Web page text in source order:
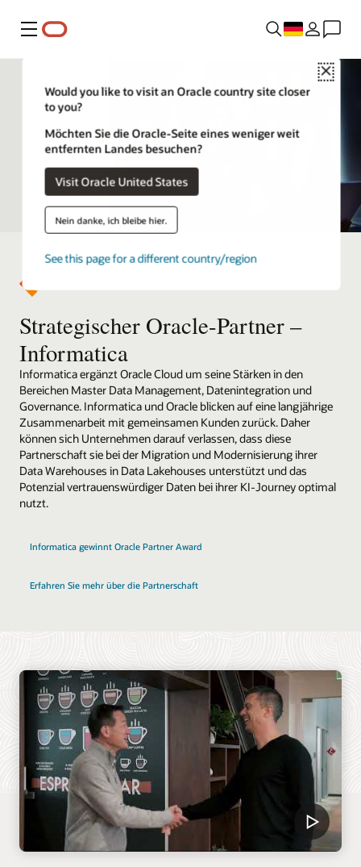
Menü
Close
Would you like to visit an Oracle country site closer
to you?
Möchten Sie die Oracle-Seite eines weniger weit
entfernten Landes besuchen?
Visit Oracle United States
Nein danke, ich bleibe hier.
See this page for a different country/region
Strategischer Oracle-Partner –
Informatica
Informatica ergänzt Oracle Cloud um seine Stärken in den
Bereichen Master Data Management, Datenintegration und
Governance. Informatica und Oracle blicken auf eine langjährige
Zusammenarbeit mit gemeinsamen Kunden zurück. Daher
können sich Unternehmen darauf verlassen, dass diese
Partnerschaft sie bei der Migration und Modernisierung ihrer
Data Warehouses in Data Lakehouses unterstützt und das
Potenzial vertrauenswürdiger Daten bei ihrer KI-Journey optimal
nutzt.
Informatica gewinnt Oracle Partner Award
Erfahren Sie mehr über die Partnerschaft